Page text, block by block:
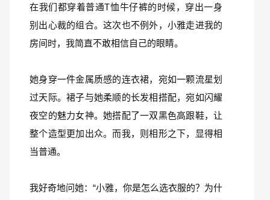
在我们都穿着普通T恤牛仔裤的时候，穿出一身
别出心裁的组合。这次也不例外，小雅走进我的
房间时，我简直不敢相信自己的眼睛。
她身穿一件金属质感的连衣裙，宛如一颗流星划
过天际。裙子与她柔顺的长发相搭配，宛如闪耀
夜空的魅力女神。她搭配了一双黑色高跟鞋，让
整个造型更加出众。而我，则相形之下，显得相
当普通。
我好奇地问她：“小雅，你是怎么选衣服的？为什